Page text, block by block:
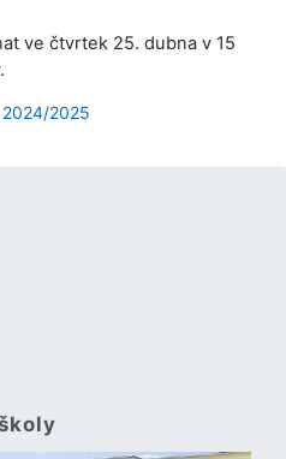
ve čtvrtek 25. dubna v 15
2025